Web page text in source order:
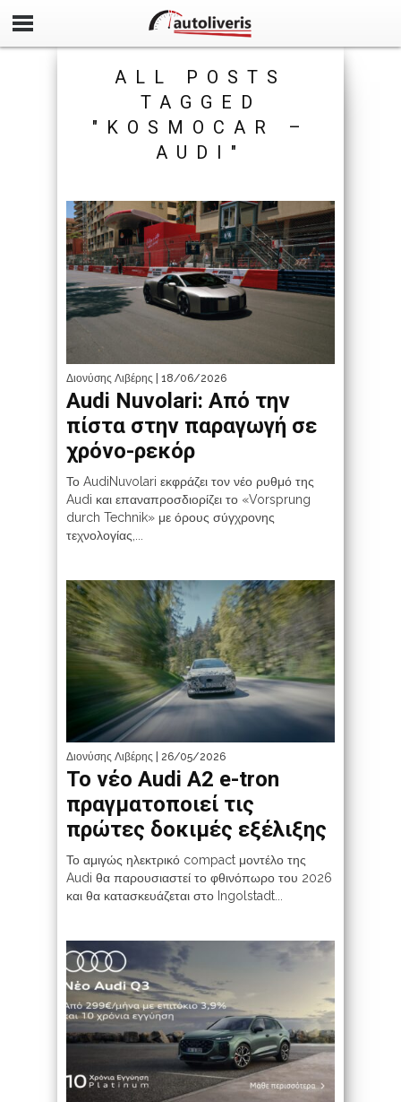
ALL POSTS
TAGGED
"KOSMOCAR –
AUDI"
Διονύσης Λιβέρης | 18/06/2026
Audi Nuvolari: Από την
πίστα στην παραγωγή σε
χρόνο-ρεκόρ
Το AudiNuvolari εκφράζει τον νέο ρυθμό της
Audi και επαναπροσδιορίζει το «Vorsprung
durch Technik» με όρους σύγχρονης
τεχνολογίας,...
Διονύσης Λιβέρης | 26/05/2026
Το νέο Audi A2 e-tron
πραγματοποιεί τις
πρώτες δοκιμές εξέλιξης
Το αμιγώς ηλεκτρικό compact μοντέλο της
Audi θα παρουσιαστεί το φθινόπωρο του 2026
και θα κατασκευάζεται στο Ingolstadt...